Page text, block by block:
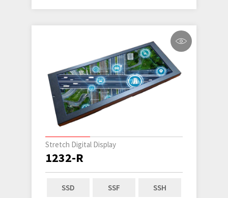
Stretch Digital Display
1232-R
SSD SSF SSH